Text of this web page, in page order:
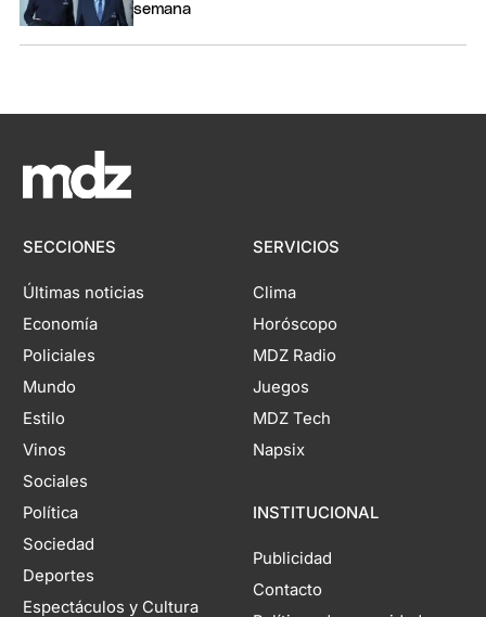
semana
SECCIONES
Últimas noticias
Economía
Policiales
Mundo
Estilo
Vinos
Sociales
Política
Sociedad
Deportes
Espectáculos y Cultura
SERVICIOS
Clima
Horóscopo
MDZ Radio
Juegos
MDZ Tech
Napsix
INSTITUCIONAL
Publicidad
Contacto